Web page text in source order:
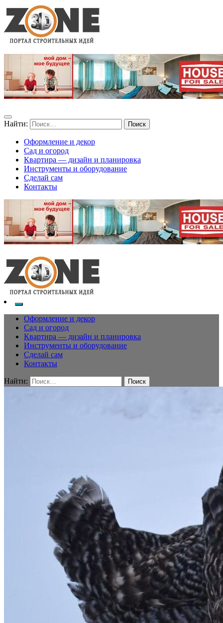
Найти:
Оформление и декор
Сад и огород
Квартира — дизайн и планировка
Инструменты и оборудование
Сделай сам
Контакты
Оформление и декор
Сад и огород
Квартира — дизайн и планировка
Инструменты и оборудование
Сделай сам
Контакты
Найти: